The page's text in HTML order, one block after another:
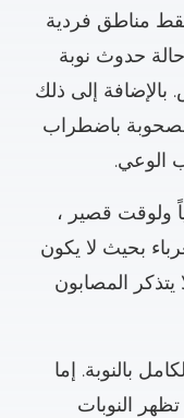
فقط مناطق فردية
حدوث نوبة
إلى ذلك
مصحوبة باضطراب
الوعي.
ولوقت قصير ،
بحيث لا يكون
المصابون
بالنوبة. إما
تظهر النوبات